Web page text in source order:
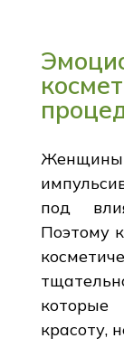
под
Поэтому
красоту,